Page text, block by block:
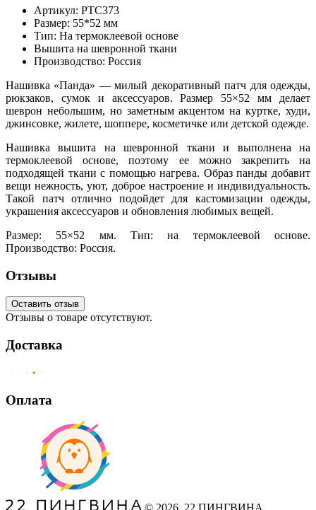
Артикул: PTC373
Размер: 55*52 мм
Тип: На термоклеевой основе
Вышита на шевронной ткани
Производство: Россия
Нашивка «Панда» — милый декоративный патч для одежды,
рюкзаков, сумок и аксессуаров. Размер 55×52 мм делает
шеврон небольшим, но заметным акцентом на куртке, худи,
джинсовке, жилете, шоппере, косметичке или детской одежде.
Нашивка вышита на шевронной ткани и выполнена на
термоклеевой основе, поэтому ее можно закрепить на
подходящей ткани с помощью нагрева. Образ панды добавит
вещи нежность, уют, доброе настроение и индивидуальность.
Такой патч отлично подойдет для кастомизации одежды,
украшения аксессуаров и обновления любимых вещей.
Размер: 55×52 мм. Тип: на термоклеевой основе.
Производство: Россия.
Отзывы
Оставить отзыв
Отзывы о товаре отсутствуют.
Доставка
Оплата